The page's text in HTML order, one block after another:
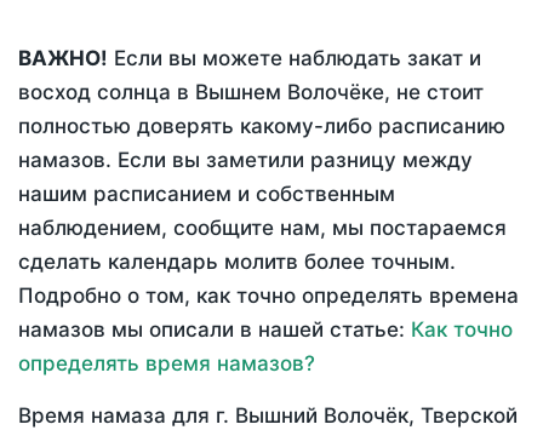
ВАЖНО! Если вы можете наблюдать закат и
восход солнца в Вышнем Волочёке, не стоит
полностью доверять какому-либо расписанию
намазов. Если вы заметили разницу между
нашим расписанием и собственным
наблюдением, сообщите нам, мы постараемся
сделать календарь молитв более точным.
Подробно о том, как точно определять времена
намазов мы описали в нашей статье: Как точно
определять время намазов?
Время намаза для г. Вышний Волочёк, Тверской